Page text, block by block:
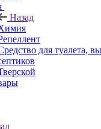
Назад
для туалета,